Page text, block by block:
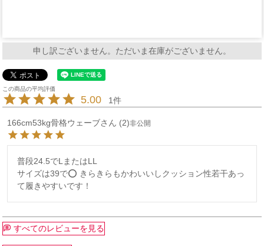
申し訳ございません。ただいま在庫がございません。
5.00 1
166cm53kg骨格ウェーブ 2 非公開
普段24.5でLまたはLL
サイズは39で⭕️ きらきらもかわいいしクッション性若干あっ
て履きやすいです！
すべてのレビューを見る